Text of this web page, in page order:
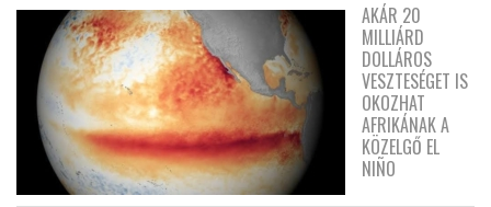
AKÁR 20
MILLIÁRD
DOLLÁROS
VESZTESÉGET IS
OKOZHAT
AFRIKÁNAK A
KÖZELGŐ EL
NIÑO